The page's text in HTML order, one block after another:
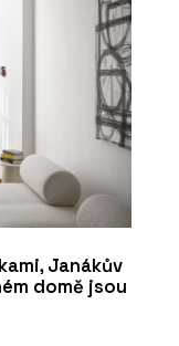
Janákův
domě jsou